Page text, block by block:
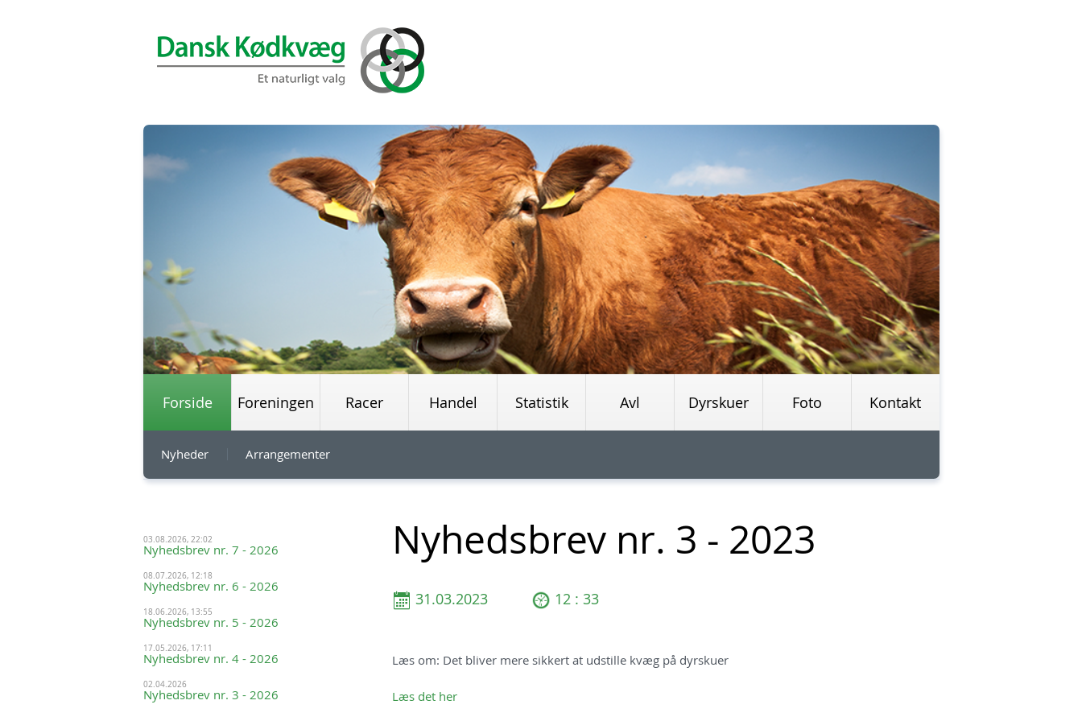
Forside Foreningen Racer Handel Statistik Avl Dyrskuer Foto Kontakt
Nyheder Arrangementer
03.08.2026, 22:02
Nyhedsbrev nr. 7 - 2026
08.07.2026, 12:18
Nyhedsbrev nr. 6 - 2026
18.06.2026, 13:55
Nyhedsbrev nr. 5 - 2026
17.05.2026, 17:11
Nyhedsbrev nr. 4 - 2026
02.04.2026
Nyhedsbrev nr. 3 - 2026
Nyhedsbrev nr. 3 - 2023
31.03.2023 12 : 33
Læs om: Det bliver mere sikkert at udstille kvæg på dyrskuer
Læs det her